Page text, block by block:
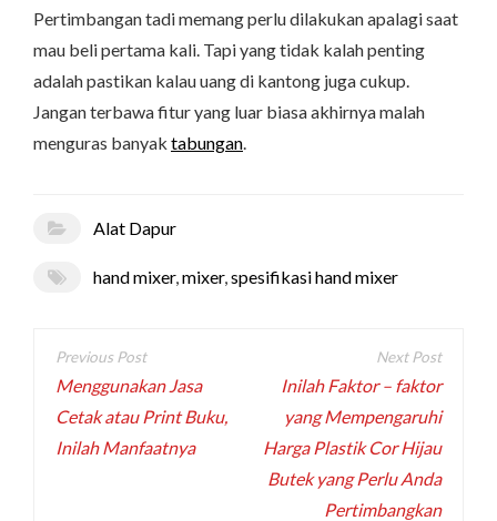
Pertimbangan tadi memang perlu dilakukan apalagi saat
mau beli pertama kali. Tapi yang tidak kalah penting
adalah pastikan kalau uang di kantong juga cukup.
Jangan terbawa fitur yang luar biasa akhirnya malah
menguras banyak tabungan.
Alat Dapur
hand mixer,mixer,spesifikasi hand mixer
Post
navigation
Menggunakan Jasa
Cetak atau Print Buku,
Inilah Manfaatnya
Inilah Faktor – faktor
yang Mempengaruhi
Harga Plastik Cor Hijau
Butek yang Perlu Anda
Pertimbangkan